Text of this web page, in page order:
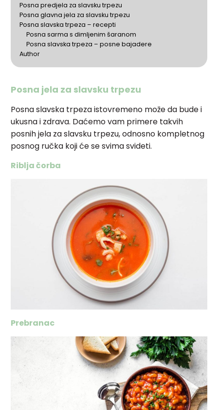
Posna predjela za slavsku trpezu
Posna glavna jela za slavsku trpezu
Posna slavska trpeza – recepti
Posna sarma s dimljenim šaranom
Posna slavska trpeza – posne bajadere
Author
Posna jela za slavsku trpezu
Posna slavska trpeza istovremeno može da bude i
ukusna i zdrava. Daćemo vam primere takvih
posnih jela za slavsku trpezu, odnosno kompletnog
posnog ručka koji će se svima svideti.
Riblja čorba
Prebranac